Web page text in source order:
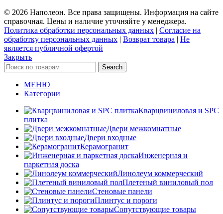
© 2026 Наполеон. Все права защищены. Информация на сайте
справочная. Цены и наличие уточняйте у менеджера.
Политика обработки персональных данных | Согласие на
обработку персональных данных | Возврат товара | Не
является публичной офертой
Закрыть
Search
МЕНЮ
Категории
Кварцвиниловая и SPC
плитка
Двери межкомнатные
Двери входные
Керамогранит
Инженерная и
паркетная доска
Линолеум коммерческий
Плетеный виниловый пол
Стеновые панели
Плинтус и пороги
Сопутствующие товары